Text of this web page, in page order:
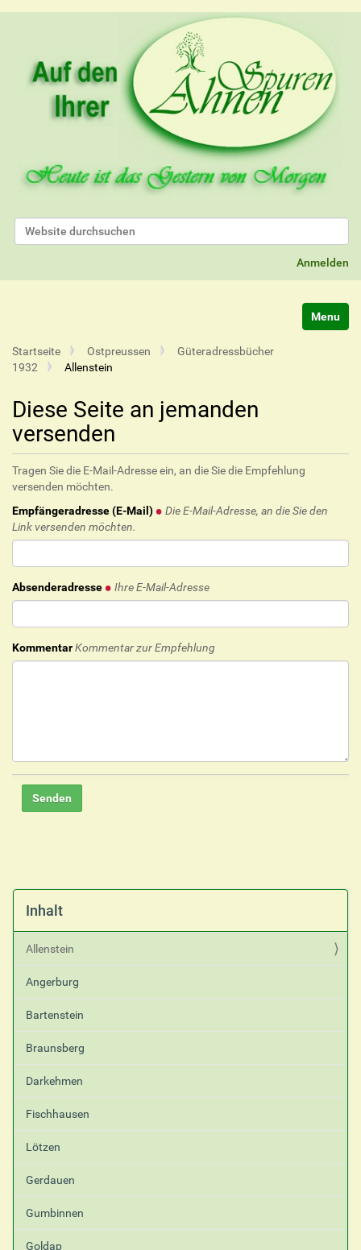
Website durchsuchen
Anmelden
Startseite Ostpreussen
Güteradressbücher
1932
Allenstein
Diese Seite an jemanden
versenden
Tragen Sie die E-Mail-Adresse ein, an die Sie die Empfehlung
versenden möchten.
Empfängeradresse (E-Mail)
Die E-Mail-Adresse, an die Sie den
Link versenden möchten.
Absenderadresse Ihre E-Mail-Adresse
KommentarKommentar zur Empfehlung
Inhalt
Allenstein
Angerburg
Bartenstein
Braunsberg
Darkehmen
Fischhausen
Lötzen
Gerdauen
Gumbinnen
Goldap